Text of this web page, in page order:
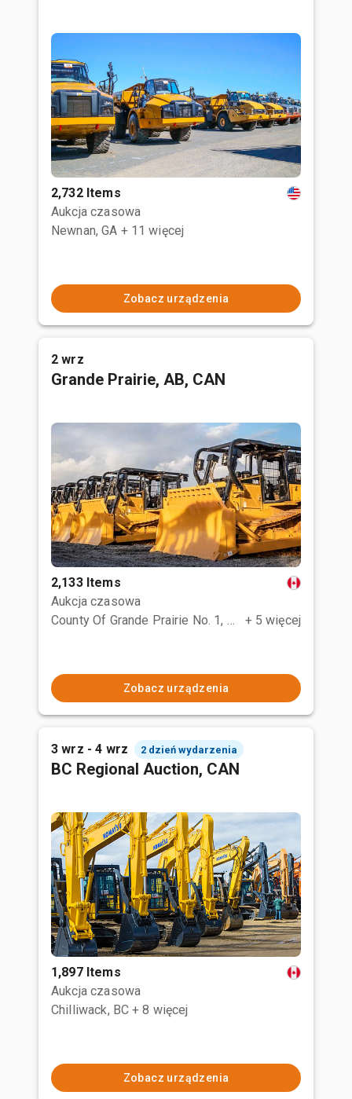
2,732 Items
Aukcja czasowa
Newnan, GA + 11 więcej
Zobacz urządzenia
2 wrz
Grande Prairie, AB, CAN
2,133 Items
Aukcja czasowa
County Of Grande Prairie No. 1, AB
+ 5 więcej
Zobacz urządzenia
3 wrz - 4 wrz 2 dzień wydarzenia
BC Regional Auction, CAN
1,897 Items
Aukcja czasowa
Chilliwack, BC + 8 więcej
Zobacz urządzenia